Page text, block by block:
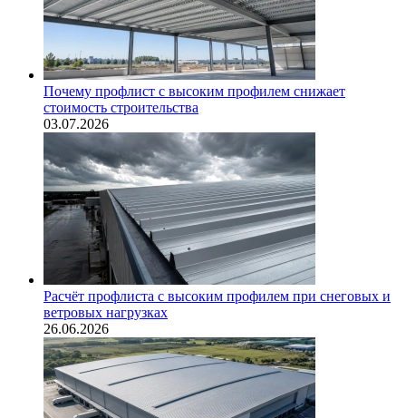
Почему профлист с высоким профилем снижает
стоимость строительства
03.07.2026
Расчёт профлиста с высоким профилем при снеговых и
ветровых нагрузках
26.06.2026